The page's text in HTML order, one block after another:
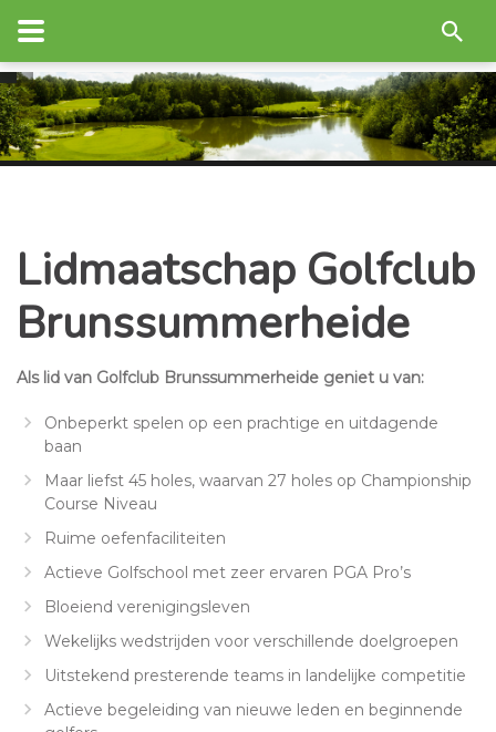
Lidmaatschap Golfclub
Brunssummerheide
Als lid van Golfclub Brunssummerheide geniet u van:
Onbeperkt spelen op een prachtige en uitdagende
baan
Maar liefst 45 holes, waarvan 27 holes op Championship
Course Niveau
Ruime oefenfaciliteiten
Actieve Golfschool met zeer ervaren PGA Pro’s
Bloeiend verenigingsleven
Wekelijks wedstrijden voor verschillende doelgroepen
Uitstekend presterende teams in landelijke competitie
Actieve begeleiding van nieuwe leden en beginnende